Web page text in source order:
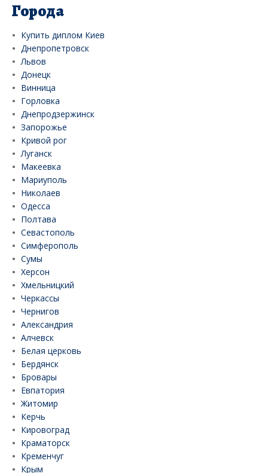
Города
Купить диплом Киев
Днепропетровск
Львов
Донецк
Винница
Горловка
Днепродзержинск
Запорожье
Кривой рог
Луганск
Макеевка
Мариуполь
Николаев
Одесса
Полтава
Севастополь
Симферополь
Сумы
Херсон
Хмельницкий
Черкассы
Чернигов
Александрия
Алчевск
Белая церковь
Бердянск
Бровары
Евпатория
Житомир
Керчь
Кировоград
Краматорск
Кременчуг
Крым